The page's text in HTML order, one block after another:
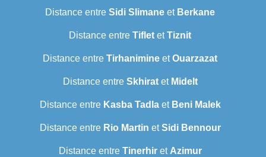
Distance entre Sidi Slimane et Berkane
Distance entre Tiflet etTiznit
Distance entre Tirhanimine etOuarzazat
Distance entre Skhiratet Midelt
Distance entre Kasba Tadlaet Beni Malek
Distance entre Rio Martin etSidi Bennour
Distance entre Tinerhiret Azimur